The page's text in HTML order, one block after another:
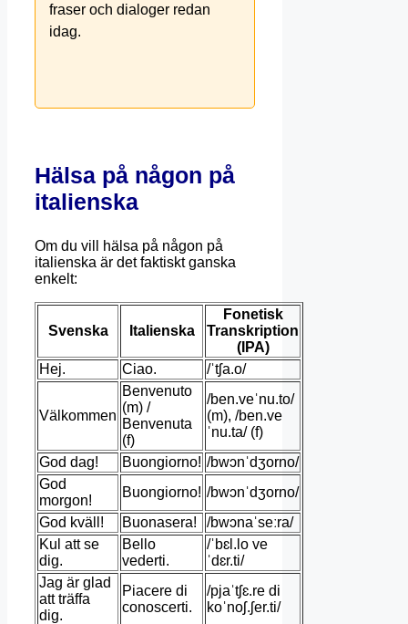
fraser och dialoger redan
idag.
Hälsa på någon på
italienska
Om du vill hälsa på någon på
italienska är det faktiskt ganska
enkelt:
Svenska Italienska
Fonetisk
Transkription
(IPA)
Hej.
Ciao. /ˈtʃa.o/
Välkommen
Benvenuto
(m) /
Benvenuta
(f)
/ben.veˈnu.to/
(m), /ben.ve
ˈnu.ta/ (f)
God dag!
Buongiorno! /bwɔnˈdʒorno/
God
morgon!
Buongiorno! /bwɔnˈdʒorno/
God kväll!
Buonasera!
/bwɔnaˈseːra/
Kul att se
dig.
Bello
vederti.
/ˈbɛl.lo ve
ˈdɛr.ti/
Jag är glad
att träffa
dig.
Piacere di
conoscerti.
/pjaˈtʃɛ.re di
koˈnoʃ.ʃer.ti/